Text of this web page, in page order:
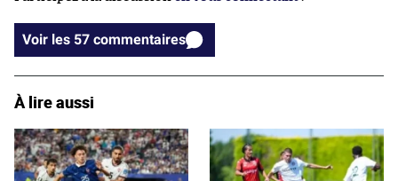
Voir les 57 commentaires
À lire aussi